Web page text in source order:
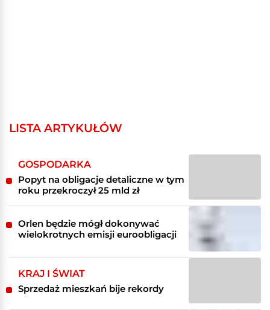
LISTA ARTYKUŁÓW
GOSPODARKA
Popyt na obligacje detaliczne w tym
roku przekroczył 25 mld zł
Orlen będzie mógł dokonywać
wielokrotnych emisji euroobligacji
KRAJ I ŚWIAT
Sprzedaż mieszkań bije rekordy